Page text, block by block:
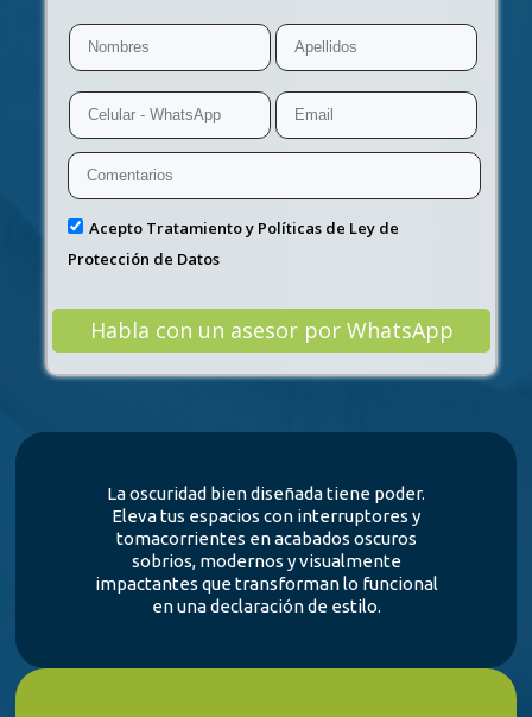
Acepto Tratamiento y Políticas de Ley de
Protección de Datos
La oscuridad bien diseñada tiene poder.
Eleva tus espacios con interruptores y
tomacorrientes en acabados oscuros
sobrios, modernos y visualmente
impactantes que transforman lo funcional
en una declaración de estilo.